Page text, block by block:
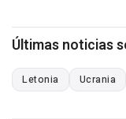
Últimas noticias
Letonia Ucrania